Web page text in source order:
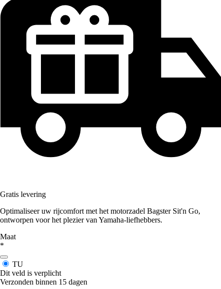
Gratis levering
Optimaliseer uw rijcomfort met het motorzadel Bagster Sit'n Go,
ontworpen voor het plezier van Yamaha-liefhebbers.
Maat
*
TU
Dit veld is verplicht
Verzonden binnen 15 dagen